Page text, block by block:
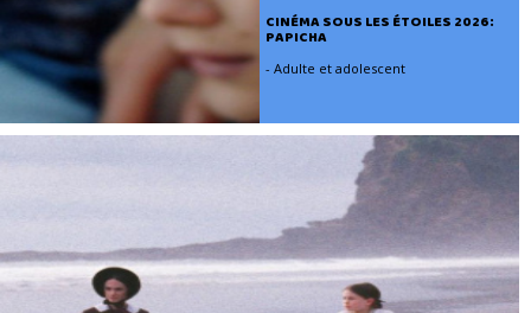
CINÉMA SOUS LES ÉTOILES 2026:
PAPICHA
- Adulte et adolescent